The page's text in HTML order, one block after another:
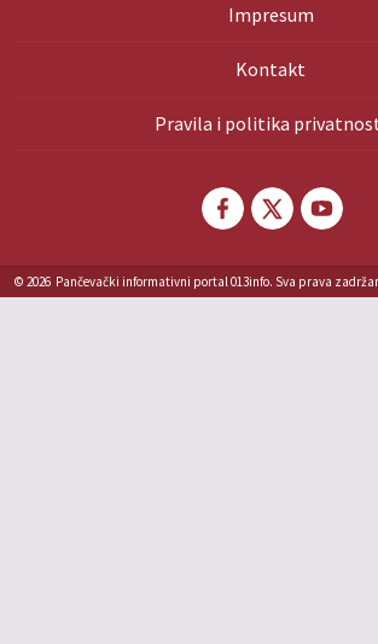
Impresum
Kontakt
Pravila i politika
© 2026 Pančevački informativni portal 013info. Sva prava